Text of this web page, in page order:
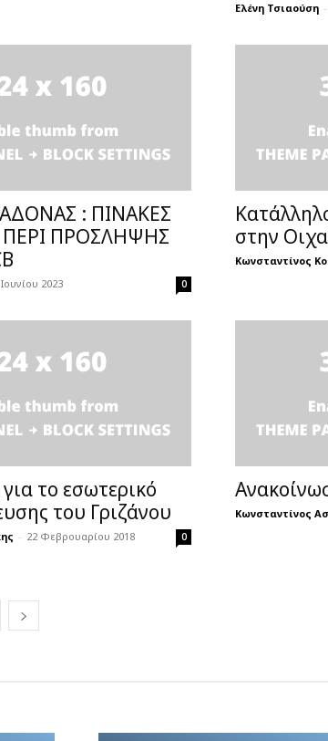
Ελένη Τσιαούση -
: ΠΙΝΑΚΕΣ
ΠΕΡΙ ΠΡΟΣΛΗΨΗΣ
2023 0
στην
Κωνσταντίνος
το εσωτερικό
του Γριζάνου
- 22 Φεβρουαρίου 2018 0
Κωνσταντίνος